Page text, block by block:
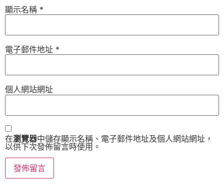
顯示名稱 *
電子郵件地址 *
個人網站網址
在瀏覽器中儲存顯示名稱、電子郵件地址及個人網站網址，
以供下次發佈留言時使用。